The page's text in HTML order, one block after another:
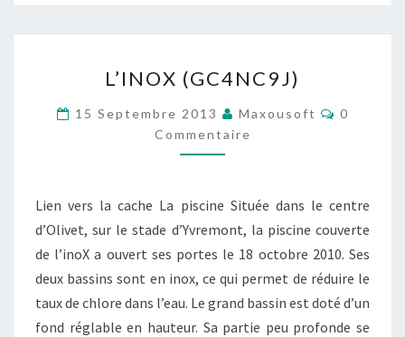
(GC4NC9J)
L’INOX (GC4NC9J)
15 Septembre 2013 Maxousoft
0
Commentaire
Lien vers la cache La piscine Située dans le centre
d’Olivet, sur le stade d’Yvremont, la piscine couverte
de l’inoX a ouvert ses portes le 18 octobre 2010. Ses
deux bassins sont en inox, ce qui permet de réduire le
taux de chlore dans l’eau. Le grand bassin est doté d’un
fond réglable en hauteur. Sa partie peu profonde se